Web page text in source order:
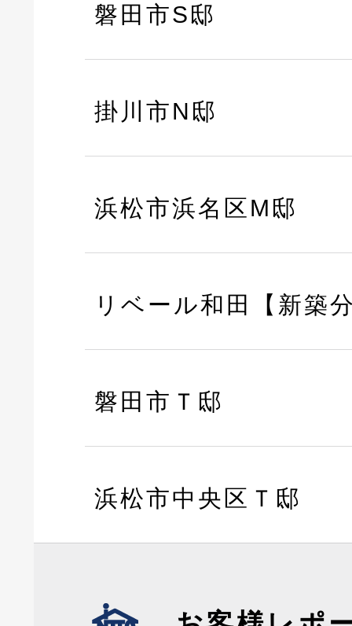
磐田市S邸
掛川市N邸
浜松市浜名区M邸
リベール和田【新築
磐田市Ｔ邸
浜松市中央区Ｔ邸